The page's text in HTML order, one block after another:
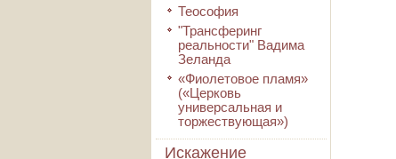
Теософия
"Трансферинг
реальности" Вадима
Зеланда
«Фиолетовое пламя»
(«Церковь
универсальная и
торжествующая»)
Искажение